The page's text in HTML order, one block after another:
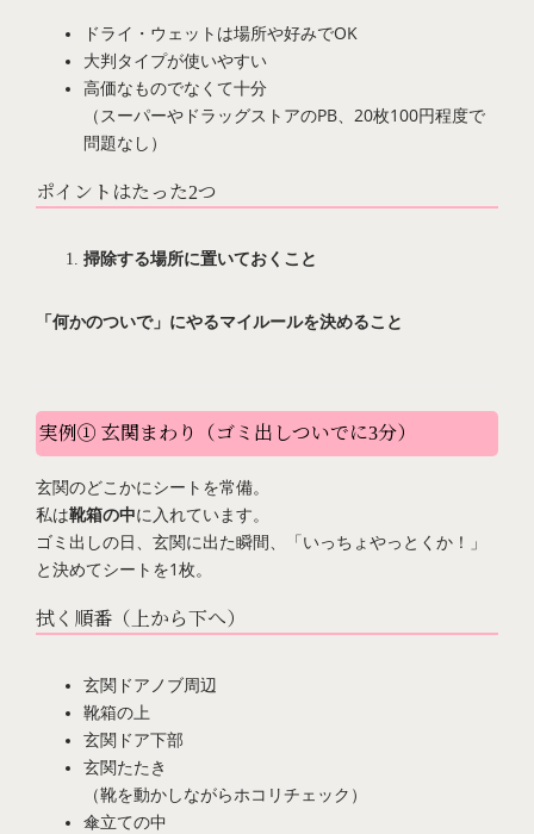
ドライ・ウェットは場所や好みでOK
大判タイプが使いやすい
高価なものでなくて十分
（スーパーやドラッグストアのPB、20枚100円程度で
問題なし）
ポイントはたった2つ
掃除する場所に置いておくこと
「何かのついで」にやるマイルールを決めること
実例① 玄関まわり（ゴミ出しついでに3分）
玄関のどこかにシートを常備。
私は靴箱の中に入れています。
ゴミ出しの日、玄関に出た瞬間、「いっちょやっとくか！」
と決めてシートを1枚。
拭く順番（上から下へ）
玄関ドアノブ周辺
靴箱の上
玄関ドア下部
玄関たたき
（靴を動かしながらホコリチェック）
傘立ての中